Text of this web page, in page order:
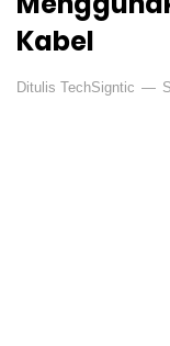
Kabel
Ditulis TechSigntic